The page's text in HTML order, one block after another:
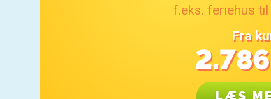
f.eks. feriehus
Fra
2.786